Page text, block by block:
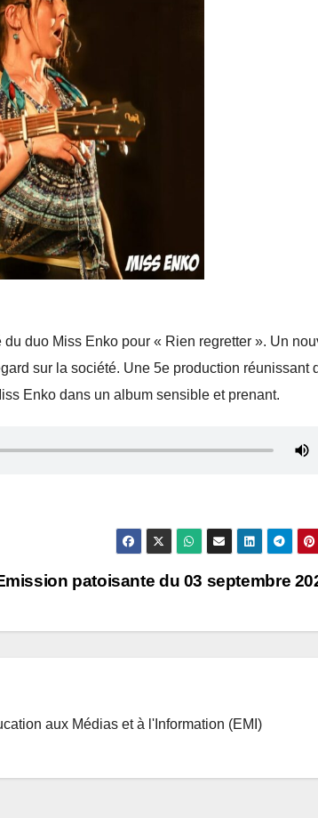
duo Miss Enko pour « Rien regretter ». Un
sur la société. Une 5e production réunissant
Enko dans un album sensible et prenant.
patoisante du 03 septembre
aux Médias et à l'Information (EMI)